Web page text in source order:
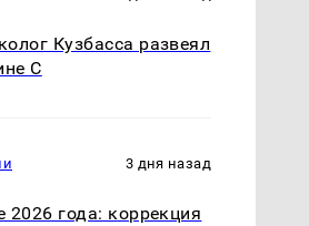
Кузбасса развеял
С
3 дня назад
2026 года: коррекция